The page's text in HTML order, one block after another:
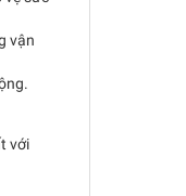
vận
với